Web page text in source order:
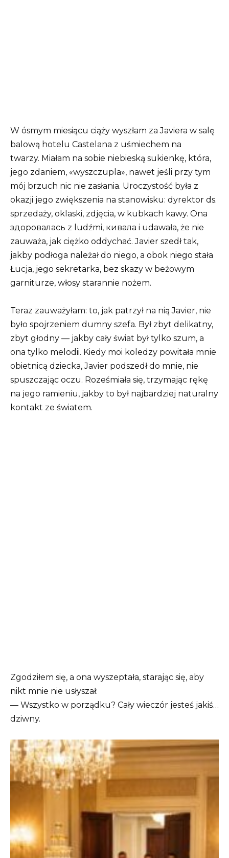
W ósmym miesiącu ciąży wyszłam za Javiera w salę
balową hotelu Castelana z uśmiechem na
twarzy. Miałam na sobie niebieską sukienkę, która,
jego zdaniem, «wyszczupla», nawet jeśli przy tym
mój brzuch nic nie zasłania. Uroczystość była z
okazji jego zwiększenia na stanowisku: dyrektor ds.
sprzedaży, oklaski, zdjęcia, w kubkach kawy. Ona
здоровалась z ludźmi, кивала i udawała, że nie
zauważa, jak ciężko oddychać. Javier szedł tak,
jakby podłoga należał do niego, a obok niego stała
Łucja, jego sekretarka, bez skazy w beżowym
garniturze, włosy starannie nożem.
Teraz zauważyłam: to, jak patrzył na nią Javier, nie
było spojrzeniem dumny szefa. Był zbyt delikatny,
zbyt głodny — jakby cały świat był tylko szum, a
ona tylko melodii. Kiedy moi koledzy powitała mnie
obietnicą dziecka, Javier podszedł do mnie, nie
spuszczając oczu. Roześmiała się, trzymając rękę
na jego ramieniu, jakby to był najbardziej naturalny
kontakt ze światem.
Zgodziłem się, a ona wyszeptała, starając się, aby
nikt mnie nie usłyszał:
— Wszystko w porządku? Cały wieczór jesteś jakiś…
dziwny.